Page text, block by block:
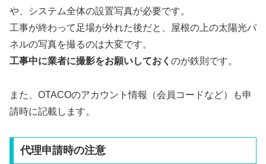
や、システム全体の設置写真が必要です。
工事が終わって足場が外れた後だと、屋根の上の太陽光パ
ネルの写真を撮るのは大変です。
工事中に業者に撮影をお願いしておく のが鉄則です。
また、OTACOのアカウント情報（会員コードなど）も申
請時に記載します。
代理申請時の注意